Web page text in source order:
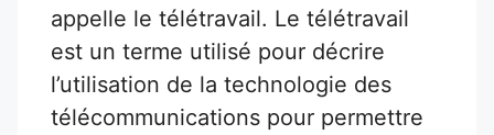
appelle le télétravail. Le télétravail
est un terme utilisé pour décrire
l’utilisation de la technologie des
télécommunications pour permettre